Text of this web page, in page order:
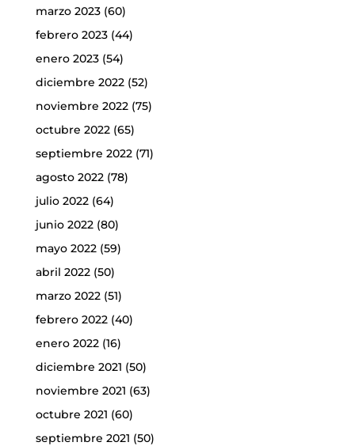
marzo 2023(60)
febrero 2023(44)
enero 2023(54)
diciembre 2022(52)
noviembre 2022(75)
octubre 2022(65)
septiembre 2022(71)
agosto 2022(78)
julio 2022(64)
junio 2022(80)
mayo 2022(59)
abril 2022(50)
marzo 2022(51)
febrero 2022(40)
enero 2022(16)
diciembre 2021 (50)
noviembre 2021 (63)
octubre 2021 (60)
septiembre 2021 (50)